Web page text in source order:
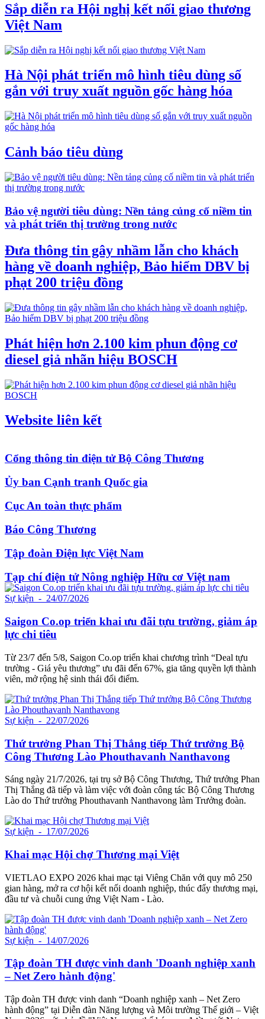
Sắp diễn ra Hội nghị kết nối giao thương
Việt Nam
Hà Nội phát triển mô hình tiêu dùng số
gắn với truy xuất nguồn gốc hàng hóa
Cảnh báo tiêu dùng
Bảo vệ người tiêu dùng: Nền tảng củng cố niềm tin
và phát triển thị trường trong nước
Đưa thông tin gây nhầm lẫn cho khách
hàng về doanh nghiệp, Bảo hiểm DBV bị
phạt 200 triệu đồng
Phát hiện hơn 2.100 kim phun động cơ
diesel giả nhãn hiệu BOSCH
Website liên kết
Cổng thông tin điện tử Bộ Công Thương
Ủy ban Cạnh tranh Quốc gia
Cục An toàn thực phẩm
Báo Công Thương
Tập đoàn Điện lực Việt Nam
Tạp chí điện tử Nông nghiệp Hữu cơ Việt nam
Sự kiện - 24/07/2026
Saigon Co.op triển khai ưu đãi tựu trường, giảm áp
lực chi tiêu
Từ 23/7 đến 5/8, Saigon Co.op triển khai chương trình “Deal tựu
trường - Giá yêu thương” ưu đãi đến 67%, gia tăng quyền lợi thành
viên, mở rộng hệ sinh thái đổi điểm.
Sự kiện - 22/07/2026
Thứ trưởng Phan Thị Thắng tiếp Thứ trưởng Bộ
Công Thương Lào Phouthavanh Nanthavong
Sáng ngày 21/7/2026, tại trụ sở Bộ Công Thương, Thứ trưởng Phan
Thị Thắng đã tiếp và làm việc với đoàn công tác Bộ Công Thương
Lào do Thứ trưởng Phouthavanh Nanthavong làm Trưởng đoàn.
Sự kiện - 17/07/2026
Khai mạc Hội chợ Thương mại Việt
VIETLAO EXPO 2026 khai mạc tại Viêng Chăn với quy mô 250
gian hàng, mở ra cơ hội kết nối doanh nghiệp, thúc đẩy thương mại,
đầu tư và chuỗi cung ứng Việt Nam - Lào.
Sự kiện - 14/07/2026
Tập đoàn TH được vinh danh 'Doanh nghiệp xanh
– Net Zero hành động'
Tập đoàn TH được vinh danh “Doanh nghiệp xanh – Net Zero
hành động” tại Diễn đàn Năng lượng và Môi trường Thế giới – Việt